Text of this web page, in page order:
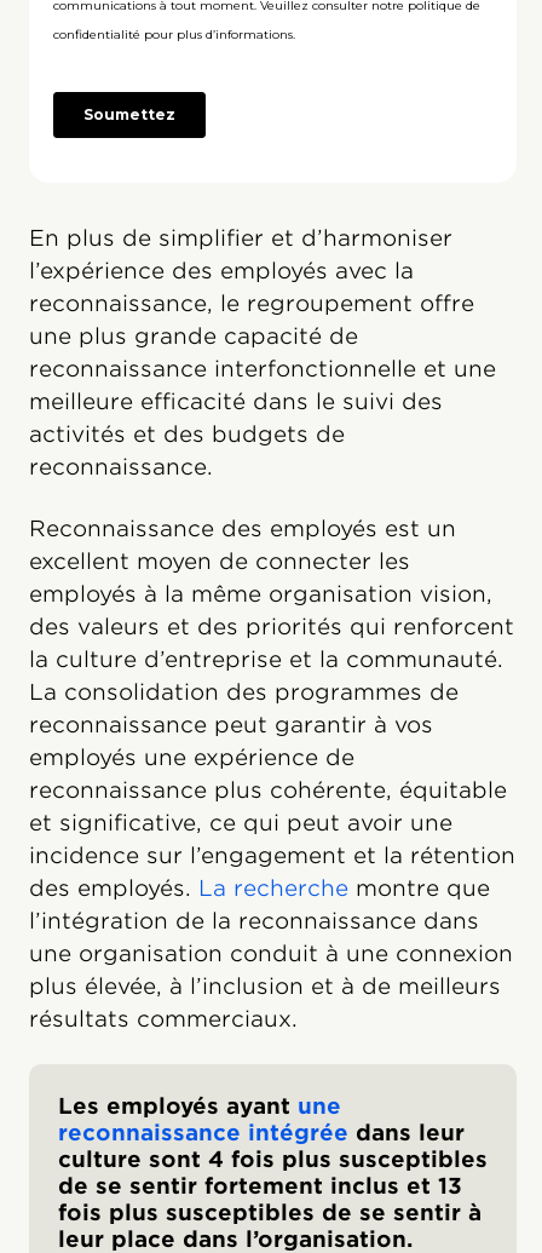
En plus de simplifier et d’harmoniser
l’expérience des employés avec la
reconnaissance, le regroupement offre
une plus grande capacité de
reconnaissance interfonctionnelle et une
meilleure efficacité dans le suivi des
activités et des budgets de
reconnaissance.
Reconnaissance des employés est un
excellent moyen de connecter les
employés à la même organisation vision,
des valeurs et des priorités qui renforcent
la culture d’entreprise et la communauté.
La consolidation des programmes de
reconnaissance peut garantir à vos
employés une expérience de
reconnaissance plus cohérente, équitable
et significative, ce qui peut avoir une
incidence sur l’engagement et la rétention
des employés. La recherche montre que
l’intégration de la reconnaissance dans
une organisation conduit à une connexion
plus élevée, à l’inclusion et à de meilleurs
résultats commerciaux.
Les employés ayant une
reconnaissance intégrée dans leur
culture sont 4 fois plus susceptibles
de se sentir fortement inclus et 13
fois plus susceptibles de se sentir à
leur place dans l’organisation.